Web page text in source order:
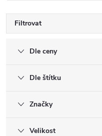
Filtrovat
Dle ceny
Dle štítku
Značky
Velikost